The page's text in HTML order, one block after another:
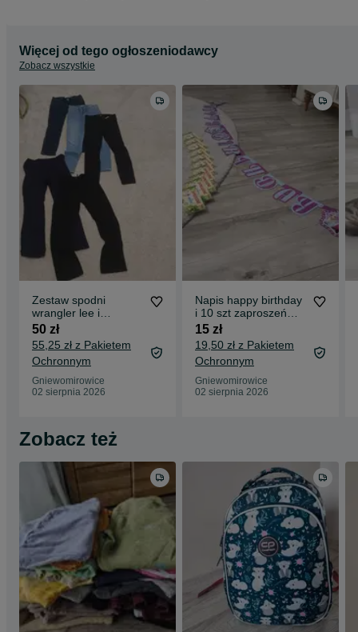
Więcej od tego ogłoszeniodawcy
Zobacz wszystkie
Zestaw spodni
wrangler lee i
calzedonia
50 zł
55,25 zł z Pakietem
Ochronnym
Gniewomirowice
02 sierpnia 2026
Napis happy birthday
i 10 szt zaproszeń
urodzinowych
15 zł
19,50 zł z Pakietem
Ochronnym
Gniewomirowice
02 sierpnia 2026
Zobacz też